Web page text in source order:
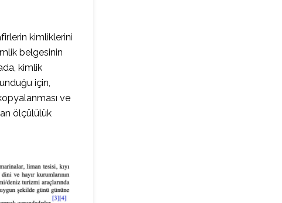
kimliklerini
belgesinin
kimlik
için,
ve
ölçülülük